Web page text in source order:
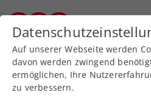
Zurück zur
Turniere
Auf unserer Webseite werden
davon werden zwingend
ermöglichen, Ihre
zu verbessern.